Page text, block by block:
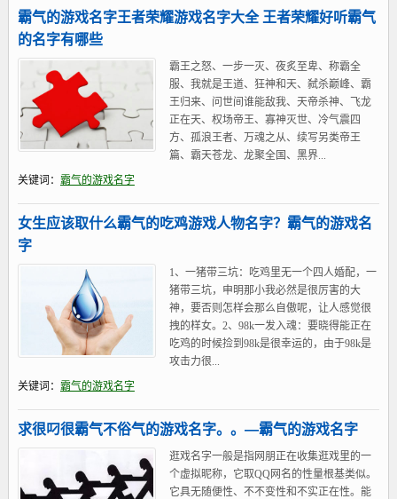
霸气的游戏名字王者荣耀游戏名字大全 王者荣耀好听霸气
的名字有哪些
霸王之怒、一步一灭、夜炙至卑、称霸全
服、我就是王道、狂神和天、弑杀巅峰、霸
王归来、问世间谁能敌我、天帝杀神、飞龙
正在天、权场帝王、寡神灭世、冷气震四
方、孤浪王者、万魂之从、续写另类帝王
篇、霸天苍龙、龙聚全国、黑界...
关键词： 霸气的游戏名字
女生应该取什么霸气的吃鸡游戏人物名字？霸气的游戏名
字
1、一猪带三坑：吃鸡里无一个四人婚配，一
猪带三坑，申明那小我必然是很厉害的大
神，要否则怎样会那么自傲呢，让人感觉很
拽的样女。2、98k一发入魂：要晓得能正在
吃鸡的时候捡到98k是很幸运的，由于98k是
攻击力很...
关键词： 霸气的游戏名字
求很叼很霸气不俗气的游戏名字。。—霸气的游戏名字
逛戏名字一般是指网朋正在收集逛戏里的一
个虚拟昵称，它取QQ网名的性量根基类似。
它具无随便性、不不变性和不实正在性。能